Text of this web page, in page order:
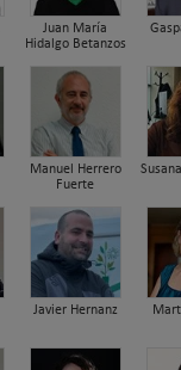
Juan María
Hidalgo Betanzos
Manuel Herrero
Fuerte
Javier Hernanz